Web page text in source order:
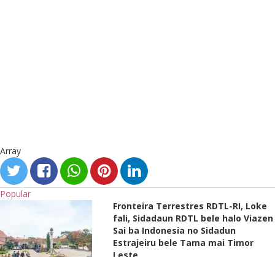
Array
Popular
Fronteira Terrestres RDTL-RI, Loke
fali, Sidadaun RDTL bele halo Viazen
Sai ba Indonesia no Sidadun
Estrajeiru bele Tama mai Timor